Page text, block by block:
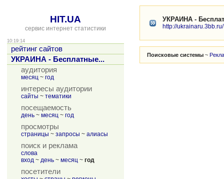
HIT.UA
сервис интернет статистики
10:19:14
рейтинг сайтов
УКРАИНА - Бесплатные...
аудитория
месяц ~ год
интересы аудитории
сайты ~ тематики
посещаемость
день ~ месяц ~ год
просмотры
страницы ~ запросы ~ алиасы
поиск и реклама
слова
вход ~ день ~ месяц ~ год
посетители
УКРАИНА -
http://ukrainaru.3bb.ru/
Поисковые системы ~